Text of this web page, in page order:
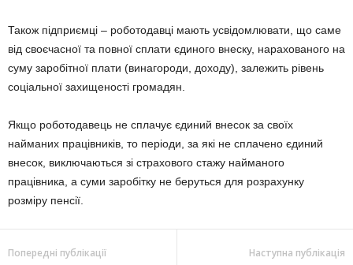
Також підприємці – роботодавці мають усвідомлювати, що саме
від своєчасної та повної сплати єдиного внеску, нарахованого на
суму заробітної плати (винагороди, доходу), залежить рівень
соціальної захищеності громадян.
Якщо роботодавець не сплачує єдиний внесок за своїх
найманих працівників, то періоди, за які не сплачено єдиний
внесок, виключаються зі страхового стажу найманого
працівника, а суми заробітку не беруться для розрахунку
розміру пенсії.
Попередні публікації Наступна публікація